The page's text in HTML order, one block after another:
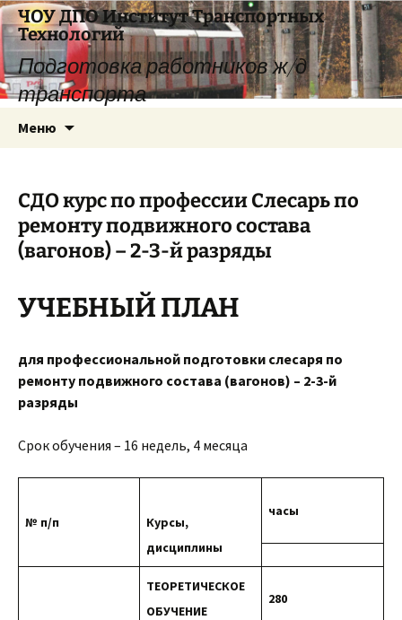
Перейти
к
содержимому
ЧОУ ДПО Институт Транспортных
Технологий
Подготовка работников ж/д
транспорта
Меню
СДО курс по профессии Слесарь по
ремонту подвижного состава
(вагонов) – 2-3-й разряды
УЧЕБНЫЙ ПЛАН
для профессиональной подготовки слесаря по
ремонту подвижного состава (вагонов) – 2-3-й
разряды
Срок обучения – 16 недель, 4 месяца
№ п/п
Курсы,
дисциплины
часы
ТЕОРЕТИЧЕСКОЕ
ОБУЧЕНИЕ
280